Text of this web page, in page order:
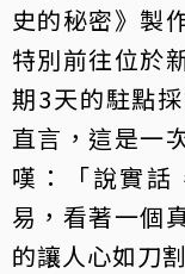
史的秘密》製
特別前往位於
期3天的駐點
直言，這是一
嘆：「說實話
易，看著一個
的讓人心如刀割